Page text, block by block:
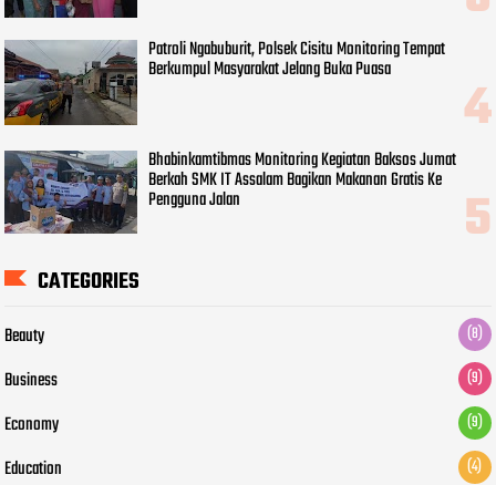
Patroli Ngabuburit, Polsek Cisitu Monitoring Tempat
Berkumpul Masyarakat Jelang Buka Puasa
Bhabinkamtibmas Monitoring Kegiatan Baksos Jumat
Berkah SMK IT Assalam Bagikan Makanan Gratis Ke
Pengguna Jalan
CATEGORIES
Beauty (8)
Business (9)
Economy (9)
Education (4)